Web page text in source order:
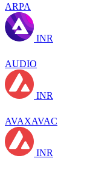
ARPA
INR
AUDIO
INR
AVAXAVAC
INR